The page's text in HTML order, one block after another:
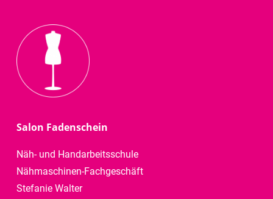
Salon Fadenschein
Näh- und Handarbeitsschule
Nähmaschinen-Fachgeschäft
Stefanie Walter